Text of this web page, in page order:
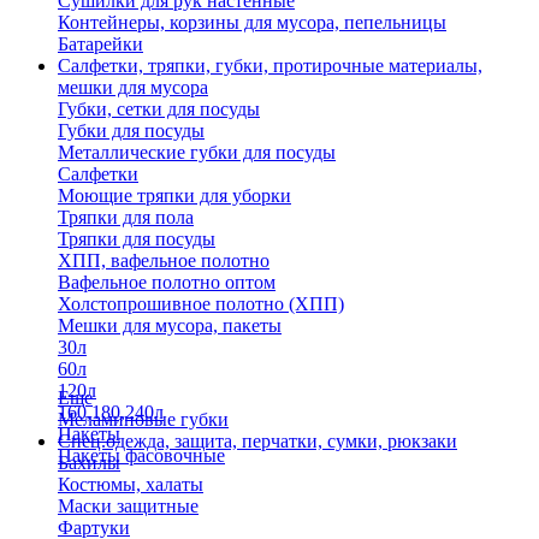
Контейнеры, корзины для мусора, пепельницы
Батарейки
Салфетки, тряпки, губки, протирочные материалы,
мешки для мусора
Губки, сетки для посуды
Губки для посуды
Металлические губки для посуды
Салфетки
Моющие тряпки для уборки
Тряпки для пола
Тряпки для посуды
ХПП, вафельное полотно
Вафельное полотно оптом
Холстопрошивное полотно (ХПП)
Мешки для мусора, пакеты
30л
60л
120л
160,180,240л
Пакеты
Пакеты фасовочные
Еще
Меламиновые губки
Спец.одежда, защита, перчатки, сумки, рюкзаки
Бахилы
Костюмы, халаты
Маски защитные
Фартуки